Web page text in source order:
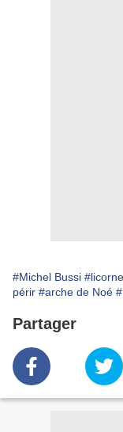
#Michel Bussi #licorne
périr #arche de Noé
Partager